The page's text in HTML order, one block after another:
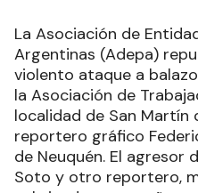
La Asociación de
Argentinas (Adepa)
violento ataque a
la Asociación de
localidad de San Martín
reportero gráfico
de Neuquén. El
Soto y otro reportero,